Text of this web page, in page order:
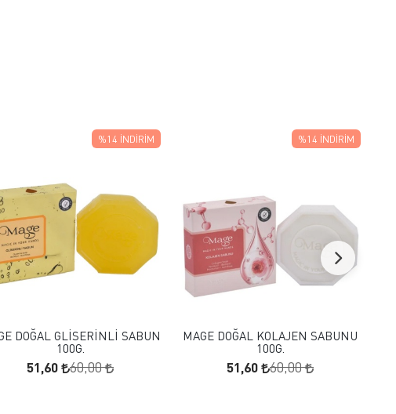
FAVORILERE EKLE
DOĞAL GLİSERİNLİ SABUN
100G.
51,60 60,00
%14 İNDIRIM
FAVORILERE EKLE
SEPETE EKLE
MAGE DOĞAL KOLAJEN SABUNU
100G.
51,60 60,00
%14 İNDIRIM